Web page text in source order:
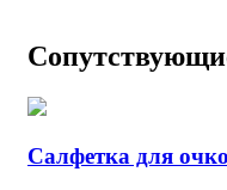
Салфетка для